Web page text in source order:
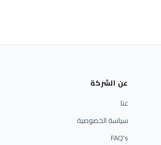
عن الشركة
عنا
سياسة الخصوصية
FAQ's